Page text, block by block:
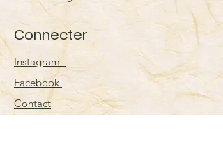
Connecter
Instagram
Facebook
Contact